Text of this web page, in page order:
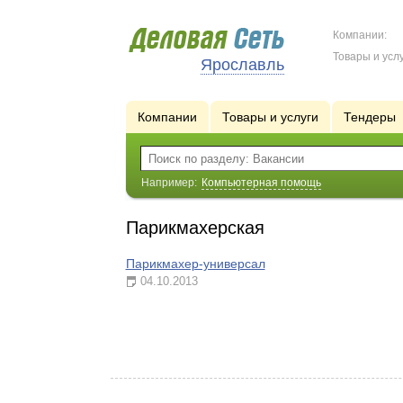
Ярославль
Компании:
Товары и
Компании Товары и услуги Тендеры
Например: Компьютерная помощь
Парикмахерская
Парикмахер-универсал
04.10.2013